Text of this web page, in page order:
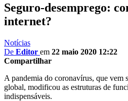
Seguro-desemprego:
internet?
Notícias
De Editor em 22 maio 2020 12:22
Compartilhar
A pandemia do coronavírus, que vem
global, modificou as estruturas de
indispensáveis.